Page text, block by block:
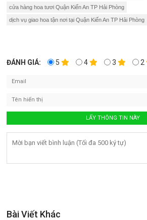
cửa hàng hoa tươi Quận Kiến An TP Hải Phòng
dịch vụ giao hoa tận nơi tại Quận Kiến An TP Hải Phòng
ĐÁNH GIÁ: 5 4 3 2
Bài Viết Khác